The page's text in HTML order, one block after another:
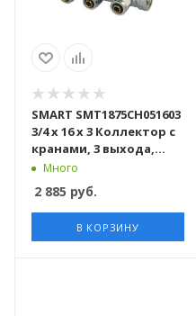
SMART SMT1875CH051603
3/4 x 16 x 3 Коллектор с
кранами, 3 выхода,
хромированный, 18
штук в упаковке
Много
2 885 руб.
В КОРЗИНУ